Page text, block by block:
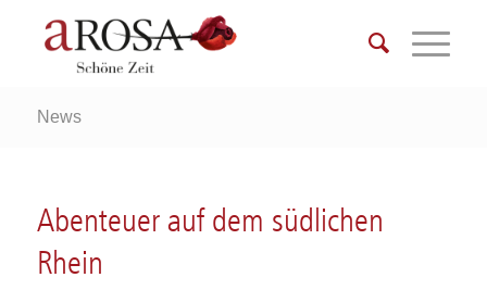
News
Abenteuer auf dem südlichen
Rhein